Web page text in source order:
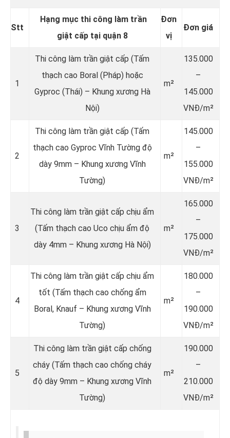
Stt
Hạng mục thi công làm trần
giật cấp tại quận 8
Đơn
vị
Đơn giá
1
Thi công làm trần giật cấp (Tấm
thạch cao Boral (Pháp) hoặc
Gyproc (Thái) – Khung xương Hà
Nội)
m²
135.000
–
145.000
VNĐ/m²
2
Thi công làm trần giật cấp (Tấm
thạch cao Gyproc Vĩnh Tường độ
dày 9mm – Khung xương Vĩnh
Tường)
m²
145.000
–
155.000
VNĐ/m²
3
Thi công làm trần giật cấp chịu ẩm
(Tấm thạch cao Uco chịu ẩm độ
dày 4mm – Khung xương Hà Nội)
m²
165.000
–
175.000
VNĐ/m²
4
Thi công làm trần giật cấp chịu ẩm
tốt (Tấm thạch cao chống ẩm
Boral, Knauf – Khung xương Vĩnh
Tường)
m²
180.000
–
190.000
VNĐ/m²
5
Thi công làm trần giật cấp chống
cháy (Tấm thạch cao chống cháy
độ dày 9mm – Khung xương Vĩnh
Tường)
m²
190.000
–
210.000
VNĐ/m²